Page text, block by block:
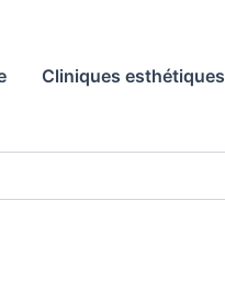
Cliniques esthétiques